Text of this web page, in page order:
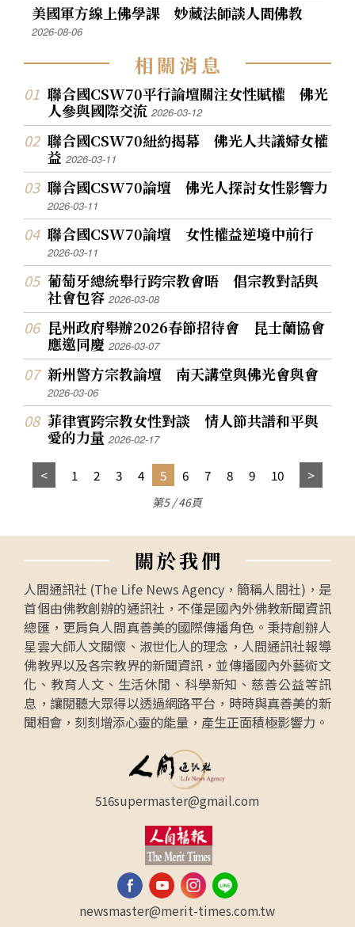
美國軍方線上佛學課 妙藏法師談人間佛教
2026-08-06
相關消息
聯合國CSW70平行論壇關注女性賦權 佛光
人參與國際交流2026-03-12
聯合國CSW70紐約揭幕 佛光人共議婦女權
益2026-03-11
聯合國CSW70論壇 佛光人探討女性影響力
2026-03-11
聯合國CSW70論壇 女性權益逆境中前行
2026-03-11
葡萄牙總統舉行跨宗教會晤 倡宗教對話與
社會包容2026-03-08
昆州政府舉辦2026春節招待會 昆士蘭協會
應邀同慶2026-03-07
新州警方宗教論壇 南天講堂與佛光會與會
2026-03-06
菲律賓跨宗教女性對談 情人節共譜和平與
愛的力量2026-02-17
1 2 3 4 5 6 7 8 9 10
第5 / 46頁
關於我們
人間通訊社 (The Life News Agency，簡稱人間社)，是
首個由佛教創辦的通訊社，不僅是國內外佛教新聞資訊
總匯，更肩負人間真善美的國際傳播角色。秉持創辦人
星雲大師人文關懷、淑世化人的理念，人間通訊社報導
佛教界以及各宗教界的新聞資訊，並傳播國內外藝術文
化、教育人文、生活休閒、科學新知、慈善公益等訊
息，讓閱聽大眾得以透過網路平台，時時與真善美的新
聞相會，刻刻增添心靈的能量，產生正面積極影響力。
516supermaster@gmail.com
newsmaster@merit-times.com.tw